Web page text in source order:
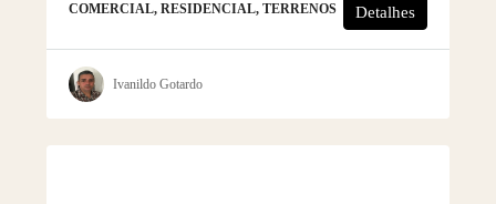
COMERCIAL, RESIDENCIAL, TERRENOS
Detalhes
Ivanildo Gotardo